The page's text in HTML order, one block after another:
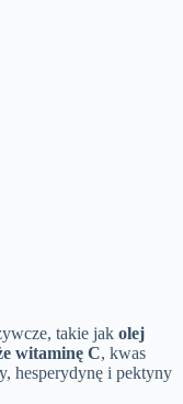
takie jak olej
witaminę C, kwas
hesperydynę i pektyny